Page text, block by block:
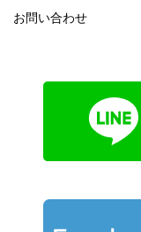
お問い合わせ